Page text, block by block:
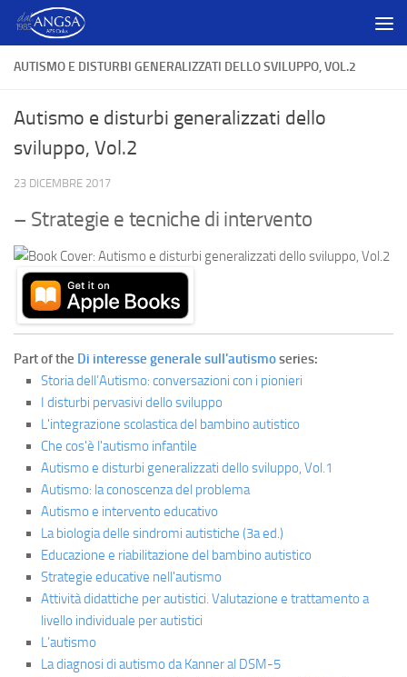
Salta al contenuto
AUTISMO E DISTURBI GENERALIZZATI DELLO SVILUPPO, VOL.2
Autismo e disturbi generalizzati dello
sviluppo, Vol.2
23 DICEMBRE 2017
– Strategie e tecniche di intervento
Part of the Di interesse generale sull'autismoseries:
Storia dell’Autismo: conversazioni con i pionieri
I disturbi pervasivi dello sviluppo
L'integrazione scolastica del bambino autistico
Che cos'è l'autismo infantile
Autismo e disturbi generalizzati dello sviluppo, Vol.1
Autismo: la conoscenza del problema
Autismo e intervento educativo
La biologia delle sindromi autistiche (3a ed.)
Educazione e riabilitazione del bambino autistico
Strategie educative nell'autismo
Attività didattiche per autistici. Valutazione e trattamento a
livello individuale per autistici
L’autismo
La diagnosi di autismo da Kanner al DSM-5